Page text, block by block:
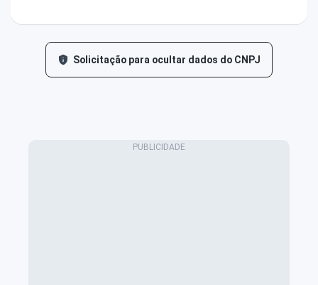
Solicitação para ocultar dados do CNPJ